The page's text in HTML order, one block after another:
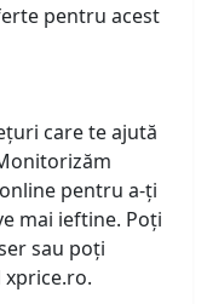
pentru acest
care te ajută
pentru a-ți
mai ieftine. Poți
sau poți